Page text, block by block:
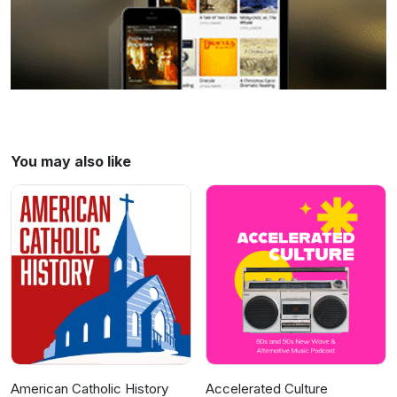
ایران نوین نوشته استفانی کرونینکتاب بازیگران
عصر طلایی نوشته ابراهیم خواجه نوریکتاب ایران
بین دو انقلاب نوشته یرواند آبراهامیانکتاب کودتاهای
ایران نوشته سهراب یزدانیاسناد وزارت خارجه
انگلیس در خصوص ایران. Hosted on Acast. See
You may also like
American Catholic History Accelerated Culture